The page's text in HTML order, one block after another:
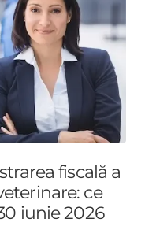
fiscală a
ce
iunie 2026